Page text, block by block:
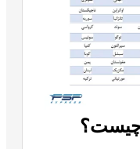
چیست؟